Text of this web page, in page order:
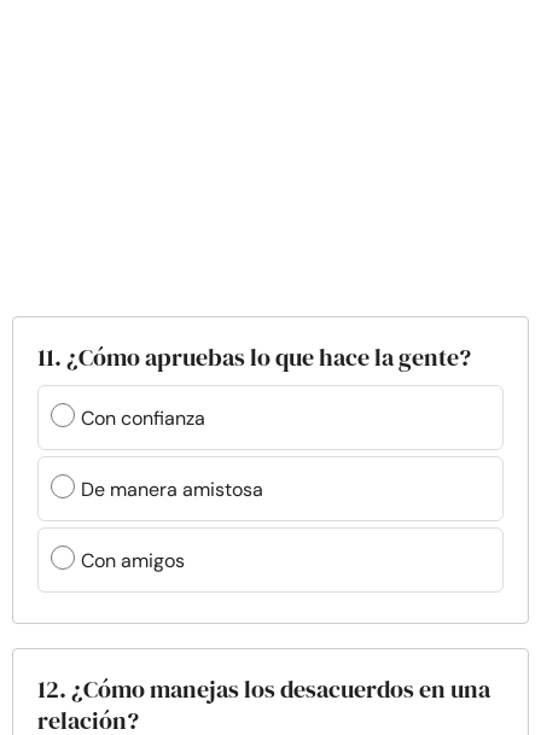
11. ¿Cómo apruebas lo que hace la gente?
Con confianza
De manera amistosa
Con amigos
12. ¿Cómo manejas los desacuerdos en una
relación?